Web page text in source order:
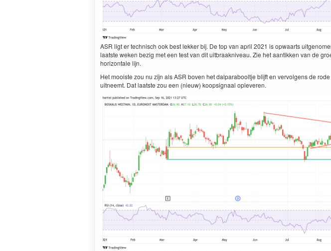
ASR ligt er technisch ook best lekker bij. De top van april 2021 is opwaarts
laatste weken bezig met een test van dit uitbraakniveau. Zie het aantikken van de
horizontale lijn.
Het mooiste zou nu zijn als ASR boven het dalparabooltje blijft en vervolgens de
uitneemt. Dat laatste zou een (nieuw) koopsignaal opleveren.